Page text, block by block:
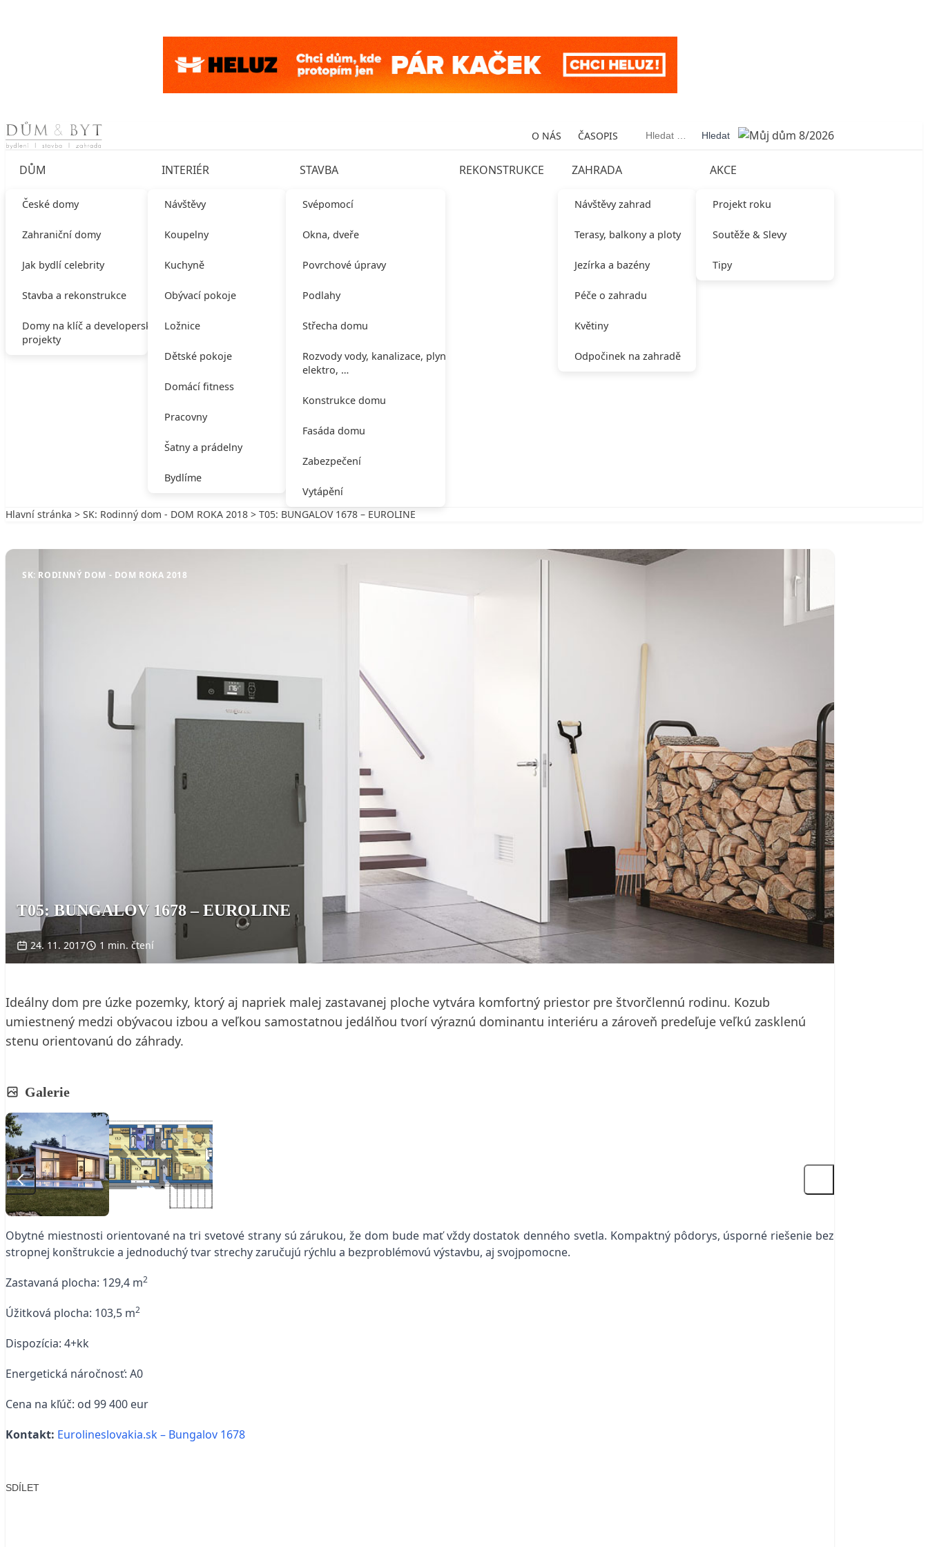
Skip to content O NÁS ČASOPIS Vyhledávání
DŮM
České domy
Zahraniční domy
Jak bydlí celebrity
Stavba a rekonstrukce
Domy na klíč a developerské
projekty
INTERIÉR
Návštěvy
Koupelny
Kuchyně
Obývací pokoje
Ložnice
Dětské pokoje
Domácí fitness
Pracovny
Šatny a prádelny
Bydlíme
STAVBA
Svépomocí
Okna, dveře
Povrchové úpravy
Podlahy
Střecha domu
Rozvody vody, kanalizace, plynu,
elektro, …
Konstrukce domu
Fasáda domu
Zabezpečení
Vytápění
REKONSTRUKCE ZAHRADA
Návštěvy zahrad
Terasy, balkony a ploty
Jezírka a bazény
Péče o zahradu
Květiny
Odpočinek na zahradě
AKCE
Projekt roku
Soutěže & Slevy
Tipy
Hlavní stránka > SK: Rodinný dom - DOM ROKA 2018 > T05: BUNGALOV 1678 – EUROLINE
SK: RODINNÝ DOM - DOM ROKA 2018
T05: BUNGALOV 1678 – EUROLINE
24. 11. 2017 1 min. čtení
Ideálny dom pre úzke pozemky, ktorý aj napriek malej zastavanej ploche vytvára komfortný priestor pre štvorčlennú rodinu. Kozub
umiestnený medzi obývacou izbou a veľkou samostatnou jedálňou tvorí výraznú dominantu interiéru a zároveň predeľuje veľkú zasklenú
stenu orientovanú do záhrady.
Galerie
Obytné miestnosti orientované na tri svetové strany sú zárukou, že dom bude mať vždy dostatok denného svetla. Kompaktný pôdorys, úsporné riešenie bez
stropnej konštrukcie a jednoduchý tvar strechy zaručujú rýchlu a bezproblémovú výstavbu, aj svojpomocne.
Zastavaná plocha: 129,4 m2
Úžitková plocha: 103,5 m2
Dispozícia: 4+kk
Energetická náročnosť: A0
Cena na kľúč: od 99 400 eur
Kontakt: Eurolineslovakia.sk – Bungalov 1678
SDÍLET